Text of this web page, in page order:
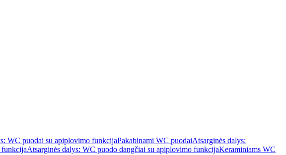
WC puodai su apiplovimo funkcijaPakabinami WC puodaiAtsarginės dalys:
Atsarginės dalys: WC puodo dangčiai su apiplovimo funkcijaKeraminiams WC